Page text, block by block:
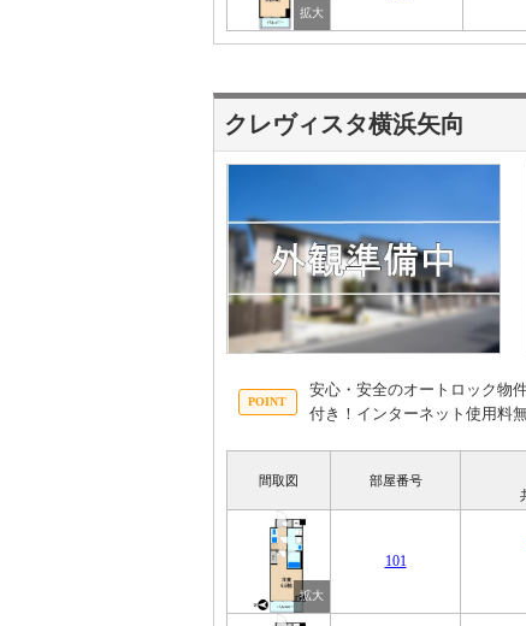
クレヴィスタ横浜矢向
安心・安全のオートロック物
付き！インターネット使用料
間取図 部屋番号
101